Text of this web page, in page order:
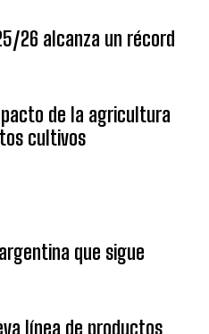
26 alcanza un récord
de la agricultura
cultivos
que sigue
línea de productos